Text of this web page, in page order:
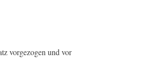
vorgezogen und vor